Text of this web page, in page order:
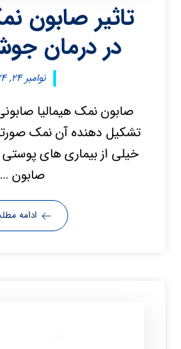
تاثیر صابون
در درمان
نوامبر ۲۴, ۲۰۲۴
صابون نمک هیمالیا
تشکیل دهنده آن نمک
خیلی از بیماری های
صابون ...
ادامه